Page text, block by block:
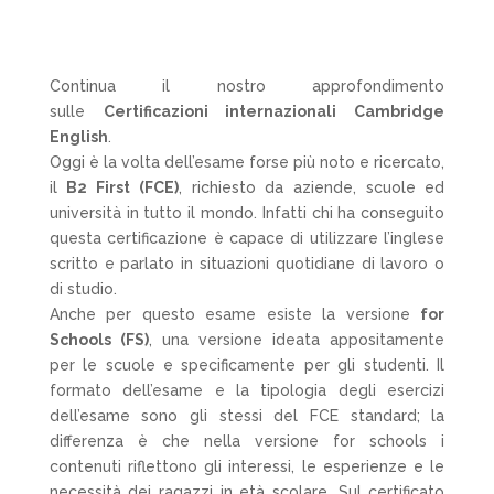
Continua il nostro approfondimento
sulle
Certificazioni internazionali Cambridge
English
Oggi è la volta dell’esame forse più noto e ricercato,
il
B2 First (FCE), richiesto da aziende, scuole ed
università in tutto il mondo. Infatti chi ha conseguito
questa certificazione è capace di utilizzare l’inglese
scritto e parlato in situazioni quotidiane di lavoro o
di studio.
Anche per questo esame esiste la versione
for
Schools (FS), una versione ideata appositamente
per le scuole e specificamente per gli studenti. Il
formato dell’esame e la tipologia degli esercizi
dell’esame sono gli stessi del FCE standard; la
differenza è che nella versione for schools i
contenuti riflettono gli interessi, le esperienze e le